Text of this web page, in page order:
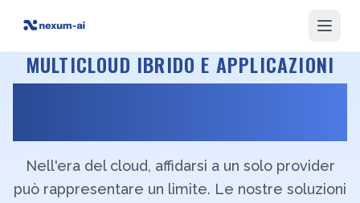
MULTICLOUD IBRIDO E APPLICAZIONI
Nell'era del cloud, affidarsi a un solo provider
può rappresentare un limite. Le nostre soluzioni